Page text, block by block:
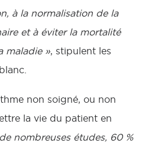
à la normalisation de la
et à éviter la mortalité
maladie », stipulent les
non soigné, ou non
la vie du patient en
nombreuses études, 60 %